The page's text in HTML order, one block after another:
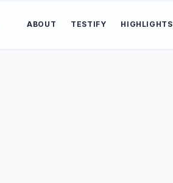
ABOUT TESTIFY HIGHLIGHTS